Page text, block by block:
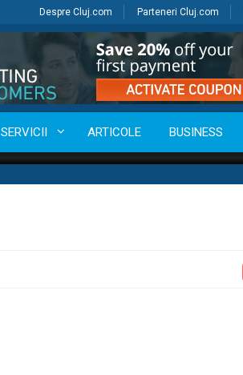
Despre Cluj.com Parteneri Cluj.com
SERVICII ARTICOLE BUSINESS